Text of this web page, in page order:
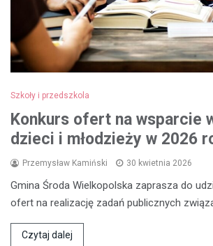
Szkoły i przedszkola
Konkurs ofert na wsparcie
dzieci i młodzieży w 2026
Przemysław Kamiński 30 kwietnia 2026
Gmina Środa Wielkopolska zaprasza do
ofert na realizację zadań publicznych
Czytaj dalej